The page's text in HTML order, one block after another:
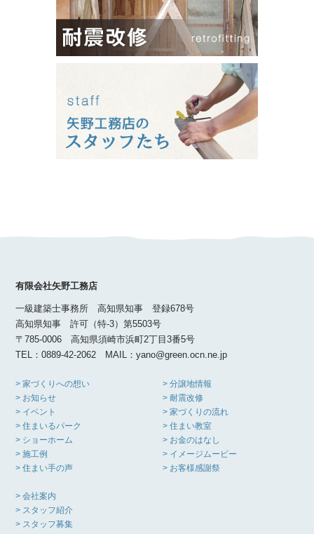
有限会社矢野工務店
一級建築士事務所 高知県知事 登録678号
高知県知事 許可（特-3）第5503号
〒785-0006 高知県須崎市浜町2丁目3番5号
TEL：0889-42-2062 MAIL：yano@green.ocn.ne.jp
> 家づくりへの想い
> お知らせ
> イベント
> 住まいるパーク
> ショーホーム
> 施工例
> 住まい手の声
> 分譲地情報
> 耐震改修
> 家づくりの流れ
> 住まい教室
> お金のはなし
> イメージムービー
> お客様感謝祭
> 会社案内
> スタッフ紹介
> スタッフ募集